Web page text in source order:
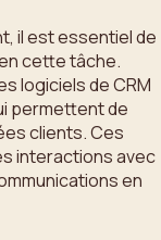
il est essentiel de
cette tâche.
logiciels de CRM
permettent de
clients. Ces
interactions avec
en